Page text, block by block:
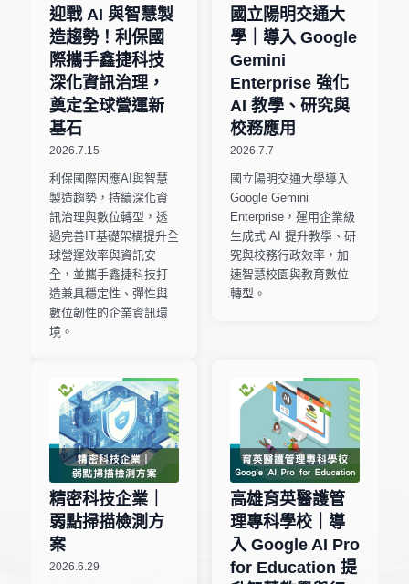
迎戰 AI 與智慧製
造趨勢！利保國
際攜手鑫捷科技
深化資訊治理，
奠定全球營運新
基石
2026.7.15
利保國際因應AI與智慧
製造趨勢，持續深化資
訊治理與數位轉型，透
過完善IT基礎架構提升全
球營運效率與資訊安
全，並攜手鑫捷科技打
造兼具穩定性、彈性與
數位韌性的企業資訊環
境。
國立陽明交通大
學｜導入 Google
Gemini
Enterprise 強化
AI 教學、研究與
校務應用
2026.7.7
國立陽明交通大學導入
Google Gemini
Enterprise，運用企業級
生成式 AI 提升教學、研
究與校務行政效率，加
速智慧校園與教育數位
轉型。
精密科技企業｜
弱點掃描檢測方
案
2026.6.29
高雄育英醫護管
理專科學校｜導
入 Google AI Pro
for Education 提